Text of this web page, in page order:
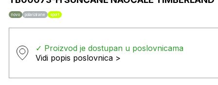
novo polarizirane sport
✓ Proizvod je dostupan u poslovnicama
Vidi popis poslovnica >